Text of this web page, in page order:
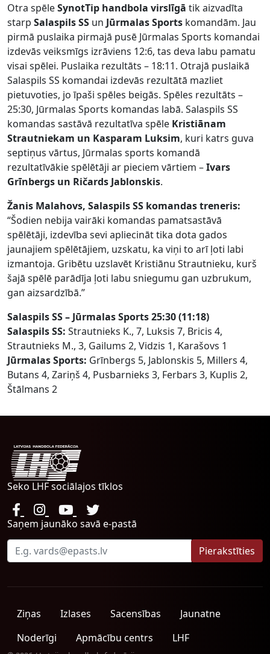
Otra spēleSynotTip handbola virslīgā tik aizvadīta
starp Salaspils SS un Jūrmalas Sports komandām. Jau
pirmā puslaika pirmajā pusē Jūrmalas Sports komandai
izdevās veiksmīgs izrāviens 12:6, tas deva labu pamatu
visai spēlei. Puslaika rezultāts – 18:11. Otrajā puslaikā
Salaspils SS komandai izdevās rezultātā mazliet
pietuvoties, jo īpaši spēles beigās. Spēles rezultāts –
25:30, Jūrmalas Sports komandas labā. Salaspils SS
komandas sastāvā rezultatīva spēle Kristiānam
Strautniekam un Kasparam Luksim, kuri katrs guva
septiņus vārtus, Jūrmalas sports komandā
rezultatīvākie spēlētāji ar pieciem vārtiem –Ivars
Grīnbergs un Ričards Jablonskis.
Žanis Malahovs, Salaspils SS komandas treneris:
“Šodien nebija vairāki komandas pamatsastāvā
spēlētāji, izdevība sevi apliecināt tika dota gados
jaunajiem spēlētājiem, uzskatu, ka viņi to arī ļoti labi
izmantoja. Gribētu uzslavēt Kristiānu Strautnieku, kurš
šajā spēlē parādīja ļoti labu sniegumu gan uzbrukum,
gan aizsardzībā.”
Salaspils SS – Jūrmalas Sports 25:30 (11:18)
Salaspils SS: Strautnieks K., 7, Luksis 7, Bricis 4,
Strautnieks M., 3, Gailums 2, Vidzis 1, Karašovs 1
Jūrmalas Sports: Grīnbergs 5, Jablonskis 5, Millers 4,
Butans 4, Zariņš 4, Pusbarnieks 3, Ferbars 3, Kuplis 2,
Štālmans 2
Seko LHF sociālajos tīklos
Saņem jaunāko savā e-pastā
Ziņas Izlases Sacensības
Jaunatne
Noderīgi
Apmācību centrs LHF